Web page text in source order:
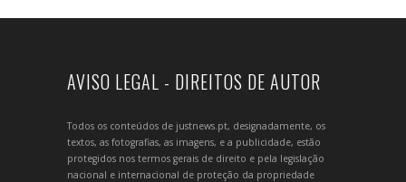
AVISO LEGAL - DIREITOS DE AUTOR
Todos os conteúdos de justnews.pt, designadamente, os
textos, as fotografias, as imagens, e a publicidade, estão
protegidos nos termos gerais de direito e pela legislação
nacional e internacional de proteção da propriedade